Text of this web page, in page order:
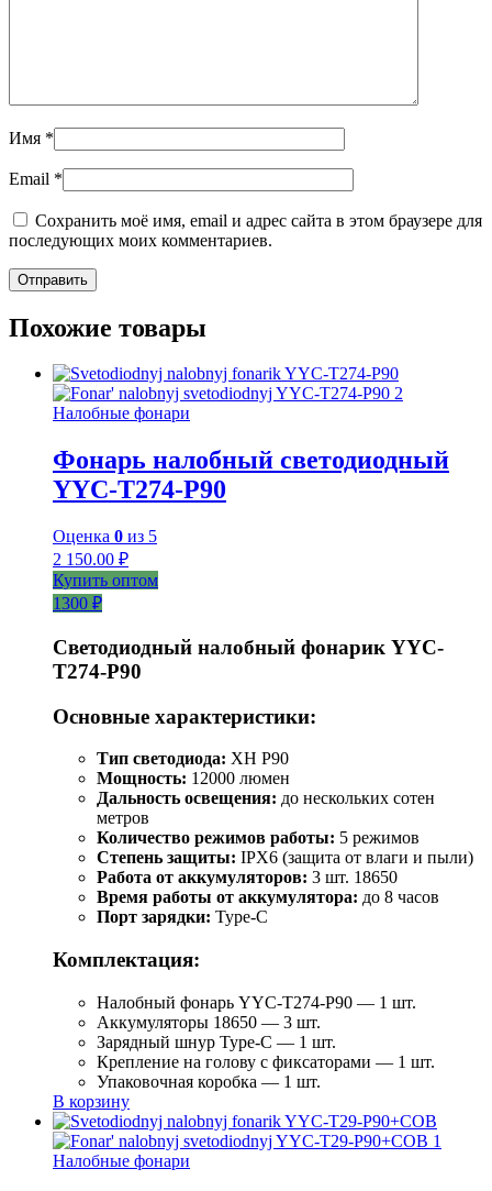
Имя *
Email *
Сохранить моё имя, email и адрес сайта в этом браузере для
последующих моих комментариев.
Похожие товары
Налобные фонари
Фонарь налобный светодиодный
YYC-T274-P90
Оценка 0 из 5
2 150.00 ₽
Купить оптом
1300 ₽
Светодиодный налобный фонарик YYC-
T274-P90
Основные характеристики:
Тип светодиода: XH P90
Мощность: 12000 люмен
Дальность освещения: до нескольких сотен
метров
Количество режимов работы: 5 режимов
Степень защиты: IPX6 (защита от влаги и пыли)
Работа от аккумуляторов: 3 шт. 18650
Время работы от аккумулятора: до 8 часов
Порт зарядки: Type-C
Комплектация:
Налобный фонарь YYC-T274-P90 — 1 шт.
Аккумуляторы 18650 — 3 шт.
Зарядный шнур Type-C — 1 шт.
Крепление на голову с фиксаторами — 1 шт.
Упаковочная коробка — 1 шт.
В корзину
Налобные фонари